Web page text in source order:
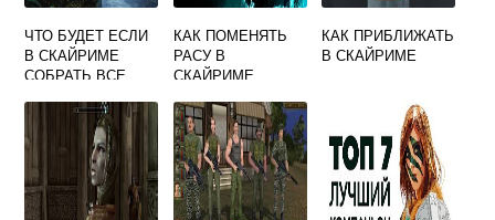
ЧТО БУДЕТ ЕСЛИ
В СКАЙРИМЕ
СОБРАТЬ ВСЕ
КАМНИ
КАК ПОМЕНЯТЬ
РАСУ В
СКАЙРИМЕ
КАК ПРИБЛИЖАТЬ
В СКАЙРИМЕ